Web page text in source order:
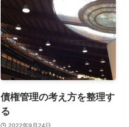
債権管理の考え方を整理す
る
2022年9月24日